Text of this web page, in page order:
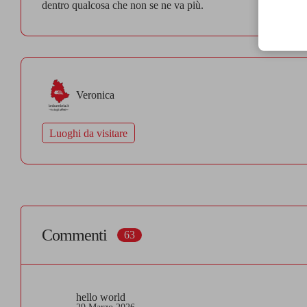
dentro qualcosa che non se ne va più.
Veronica
Luoghi da visitare
Commenti 63
hello world